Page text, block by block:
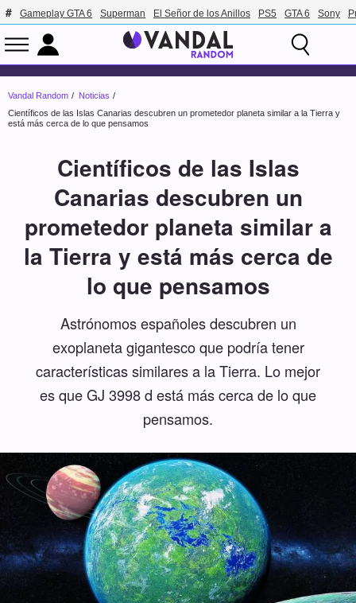
Gameplay GTA 6 Superman El Señor de los Anillos PS5 GTA 6 Sony
Vandal Random
Noticias
Científicos de las Islas Canarias descubren un prometedor planeta similar a la Tierra y
está más cerca de lo que pensamos
Científicos de las Islas
Canarias descubren un
prometedor planeta similar a
la Tierra y está más cerca de
lo que pensamos
Astrónomos españoles descubren un
exoplaneta gigantesco que podría tener
características similares a la Tierra. Lo mejor
es que GJ 3998 d está más cerca de lo que
pensamos.